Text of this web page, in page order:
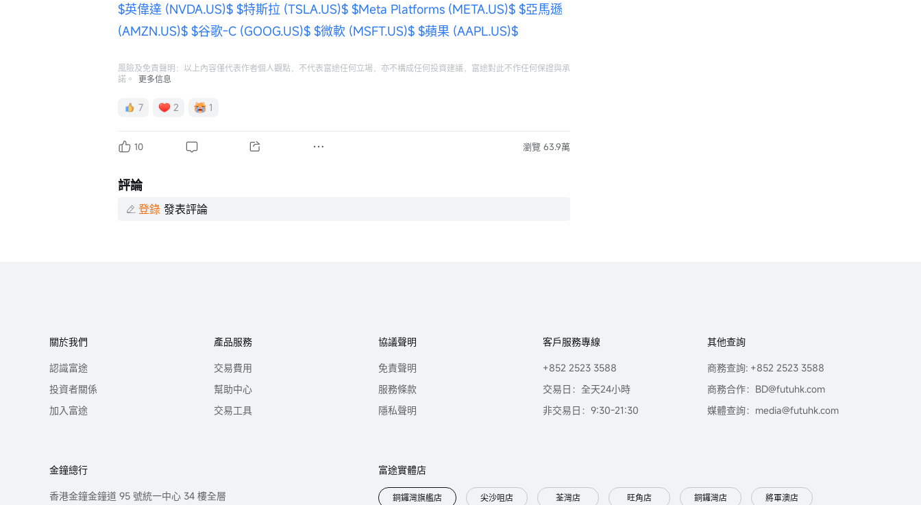
$英偉達 (NVDA.US)$ $特斯拉 (TSLA.US)$ $Meta Platforms (META.US)$ $亞馬遜
(AMZN.US)$ $谷歌-C (GOOG.US)$ $微軟 (MSFT.US)$ $蘋果 (AAPL.US)$
風險及免責聲明：以上內容僅代表作者個人觀點，不代表富途任何立場，亦不構成任何投資建議，富途對此不作任何保證與承
諾。
更多信息
7 2 1
10 瀏覽 63.9萬
評論
登錄 發表評論
關於我們
認識富途
投資者關係
加入富途
產品服務
交易費用
幫助中心
交易工具
協議聲明
免責聲明
服務條款
隱私聲明
客戶服務專線
+852 2523 3588
交易日：全天24小時
非交易日：9:30-21:30
其他查詢
商務查詢: +852 2523 3588
商務合作：BD@futuhk.com
媒體查詢：media@futuhk.com
金鐘總行
香港金鐘金鐘道 95 號統一中心 34 樓全層
富途實體店
銅鑼灣旗艦店 尖沙咀店 荃灣店 旺角店 銅鑼灣店 將軍澳店